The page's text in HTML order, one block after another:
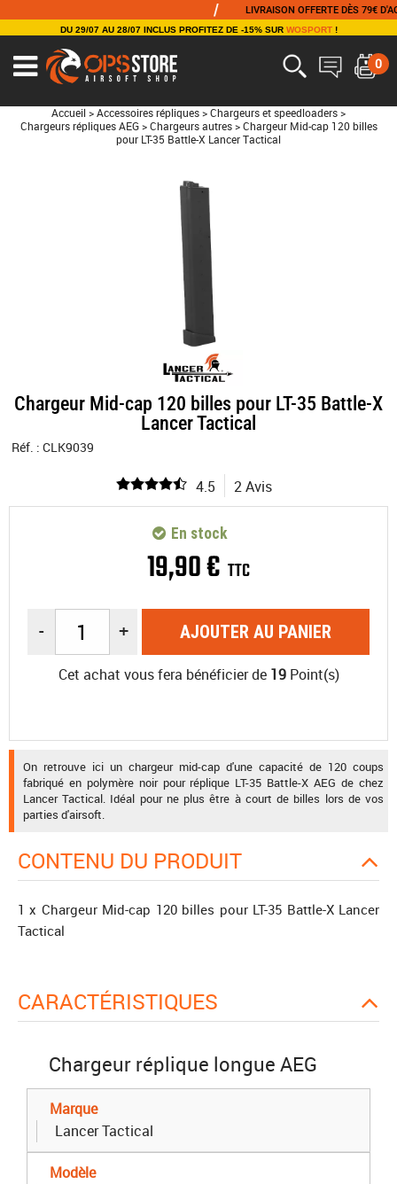
LIVRAISON OFFERTE DÈS 79€
DU 29/07 AU 28/07 INCLUS PROFITEZ DE -15% SUR WOSPORT!
0
Accueil > Accessoires répliques > Chargeurs et speedloaders >
Chargeurs répliques AEG > Chargeurs autres > Chargeur Mid-cap 120 billes
pour LT-35 Battle-X Lancer Tactical
Chargeur Mid-cap 120 billes pour LT-35 Battle-X
Lancer Tactical
Réf. : CLK9039
4.5 2 Avis
19,90€ TTC
En stock
- + AJOUTER AU PANIER
Cet achat vous fera bénéficier de 19Point(s)
On retrouve ici un chargeur mid-cap d'une capacité de 120 coups
fabriqué en polymère noir pour réplique LT-35 Battle-X AEG de chez
Lancer Tactical. Idéal pour ne plus être à court de billes lors de vos
parties d'airsoft.
CONTENU DU PRODUIT
1 x Chargeur Mid-cap 120 billes pour LT-35 Battle-X Lancer
Tactical
CARACTÉRISTIQUES
Chargeur réplique longue AEG
Marque
Lancer Tactical
Modèle